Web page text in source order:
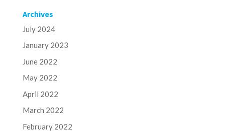
Archives
July 2024
January 2023
June 2022
May 2022
April 2022
March 2022
February 2022